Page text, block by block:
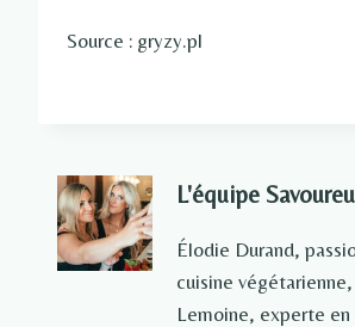
Source : gryzy.pl
L'équipe
Élodie Durand,
cuisine
Lemoine, experte